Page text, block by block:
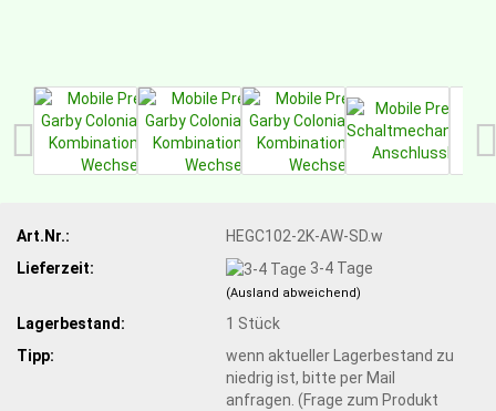
Art.Nr.:
HEGC102-2K-AW-SD.w
Lieferzeit:
3-4 Tage
(Ausland abweichend)
Lagerbestand: 1 Stück
Tipp:
wenn aktueller Lagerbestand zu
niedrig ist, bitte per Mail
anfragen. (Frage zum Produkt